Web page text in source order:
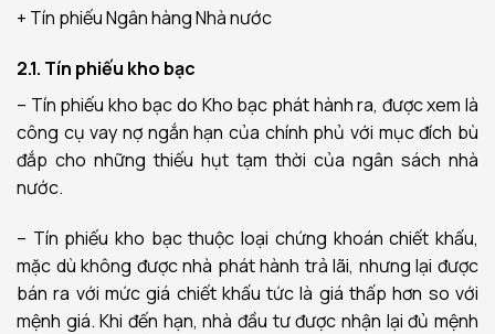
+ Tín phiếu Ngân hàng Nhà nước
2.1. Tín phiếu kho bạc
– Tín phiếu kho bạc do Kho bạc phát hành ra, được xem là
công cụ vay nợ ngắn hạn của chính phủ với mục đích bù
đắp cho những thiếu hụt tạm thời của ngân sách nhà
nước.
– Tín phiếu kho bạc thuộc loại chứng khoán chiết khấu,
mặc dù không được nhà phát hành trả lãi, nhưng lại được
bán ra với mức giá chiết khấu tức là giá thấp hơn so với
mệnh giá. Khi đến hạn, nhà đầu tư được nhận lại đủ mệnh